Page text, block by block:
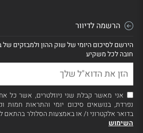
הרשמה לדיוור
הירשם לסיכום היומי של שוק ההון ולמבזקים של
חובה לכל משקיע
אני מאשר קבלת שני ניוזלטרים, אשר כל
נפרדת, בנושאים סיכום יומי והתראות חמות
בדואר אלקטרוני ו/ או באמצעות הסלולר בהתאם
השימוש